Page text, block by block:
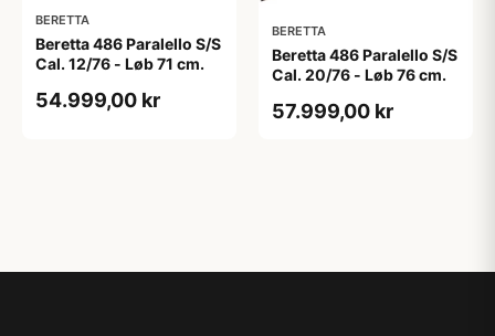
BERETTA
Beretta 486 Paralello S/S
Cal. 12/76 - Løb 71 cm.
54.999,00 kr
BERETTA
Beretta 486 Paralello S/S
Cal. 20/76 - Løb 76 cm.
57.999,00 kr